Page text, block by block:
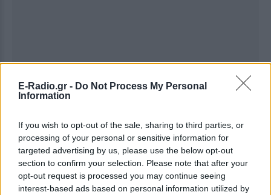
E-Radio.gr - Do Not Process My Personal
Information
If you wish to opt-out of the sale, sharing to third parties, or
processing of your personal or sensitive information for
targeted advertising by us, please use the below opt-out
section to confirm your selection. Please note that after your
opt-out request is processed you may continue seeing
interest-based ads based on personal information utilized by
Ακολουθήστε το E-Radio.gr στοGoogle News
και μάθετε πρώτοιτα πιο hot νέα.